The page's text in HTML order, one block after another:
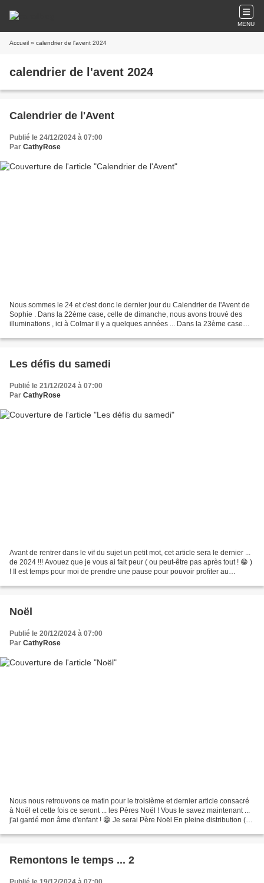
MENU
Accueil » calendrier de l'avent 2024
calendrier de l'avent 2024
Calendrier de l'Avent
Publié le 24/12/2024 à 07:00
Par CathyRose
Nous sommes le 24 et c'est donc le dernier jour du Calendrier de l'Avent de
Sophie . Dans la 22ème case, celle de dimanche, nous avons trouvé des
illuminations , ici à Colmar il y a quelques années ... Dans la 23ème case
Les défis du samedi
Publié le 21/12/2024 à 07:00
Par CathyRose
Avant de rentrer dans le vif du sujet un petit mot, cet article sera le dernier ...
de 2024 !!! Avouez que je vous ai fait peur ( ou peut-être pas après tout ! 😁 )
! Il est temps pour moi de prendre une pause pour pouvoir profiter au
Noël
Publié le 20/12/2024 à 07:00
Par CathyRose
Nous nous retrouvons ce matin pour le troisième et dernier article consacré
à Noël et cette fois ce seront ... les Pères Noël ! Vous le savez maintenant ...
j'ai gardé mon âme d'enfant ! 😁 Je serai Père Noël En pleine distribution (
Remontons le temps ... 2